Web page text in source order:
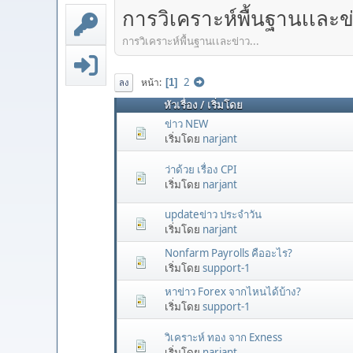
การวิเคราะห์พื้นฐานเเละ
การวิเคราะห์พื้นฐานเเละข่าว...
ลง หน้า 1
2
หัวเรื่อง/เริ่มโดย
ข่าว NEW
เริ่มโดย narjant
ว่าด้วย เรื่อง CPI
เริ่มโดย narjant
updateข่าว ประจำวัน
เริ่มโดย narjant
Nonfarm Payrolls คืออะไร?
เริ่มโดย support-1
หาข่าว Forex จากไหนได้บ้าง?
เริ่มโดย support-1
วิเคราะห์ ทอง จาก Exness